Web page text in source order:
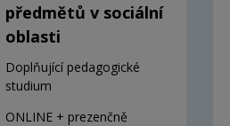
předmětů v sociální
oblasti
Doplňující pedagogické
studium
ONLINE + prezenčně